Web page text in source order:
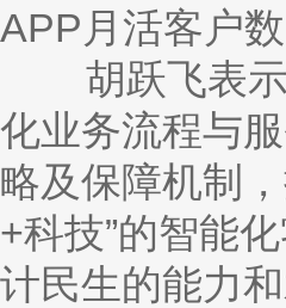
APP月活客户
胡跃飞表示
化业务流程与
略及保障机制
+科技”的智能
计民生的能力和